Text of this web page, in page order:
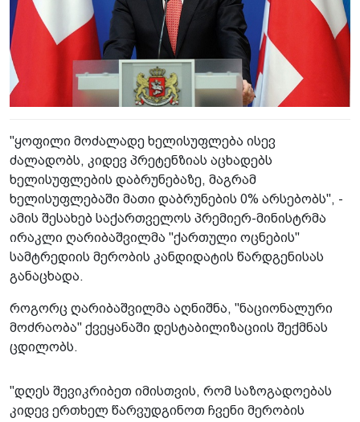
"ყოფილი მოძალადე ხელისუფლება ისევ
ძალადობს, კიდევ პრეტენზიას აცხადებს
ხელისუფლების დაბრუნებაზე, მაგრამ
ხელისუფლებაში მათი დაბრუნების 0% არსებობს", -
ამის შესახებ საქართველოს პრემიერ-მინისტრმა
ირაკლი ღარიბაშვილმა "ქართული ოცნების"
სამტრედიის მერობის კანდიდატის წარდგენისას
განაცხადა.
როგორც ღარიბაშვილმა აღნიშნა, "ნაციონალური
მოძრაობა" ქვეყანაში დესტაბილიზაციის შექმნას
ცდილობს.
"დღეს შევიკრიბეთ იმისთვის, რომ საზოგადოებას
კიდევ ერთხელ წარვუდგინოთ ჩვენი მერობის